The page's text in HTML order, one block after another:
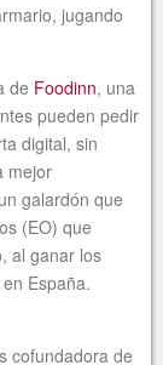
jugando
de Foodinn, una
pueden pedir
digital, sin
mejor
galardón que
(EO) que
al ganar los
España.
cofundadora de